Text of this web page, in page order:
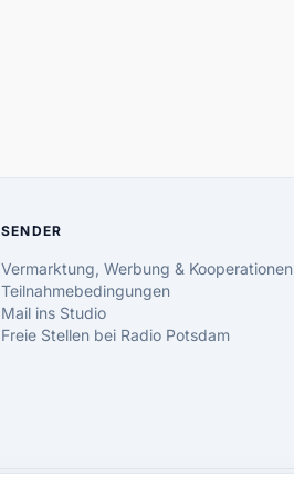
SENDER
Vermarktung, Werbung & Kooperationen
Teilnahmebedingungen
Mail ins Studio
Freie Stellen bei Radio Potsdam